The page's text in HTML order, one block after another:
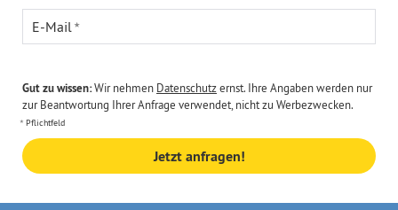
E-Mail
Gut zu wissen:Wir nehmen Datenschutzernst. Ihre Angaben werden nur
zur Beantwortung Ihrer Anfrage verwendet, nicht zu Werbezwecken.
Pflichtfeld
Jetzt anfragen!